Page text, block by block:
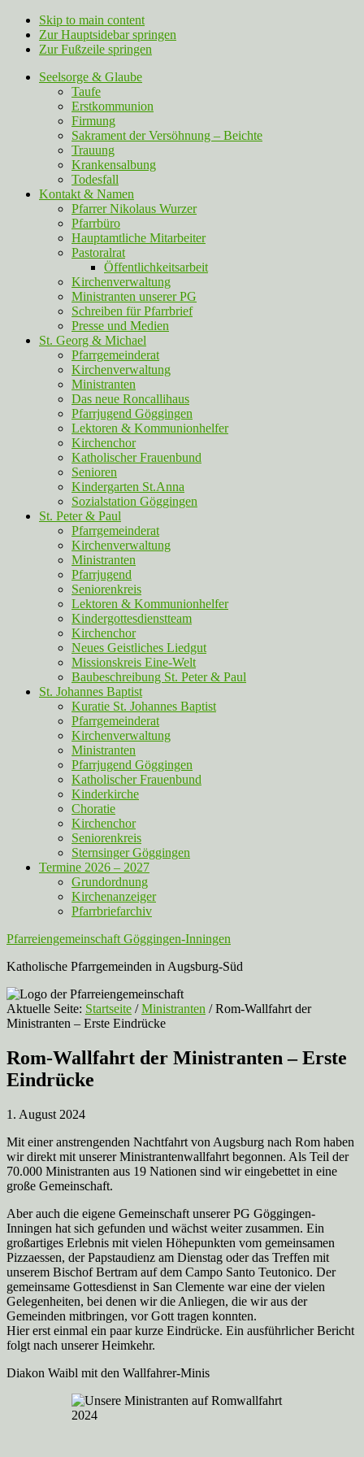
Skip to main content
Zur Hauptsidebar springen
Zur Fußzeile springen
Seelsorge & Glaube
Taufe
Erstkommunion
Firmung
Sakrament der Versöhnung – Beichte
Trauung
Krankensalbung
Todesfall
Kontakt & Namen
Pfarrer Nikolaus Wurzer
Pfarrbüro
Hauptamtliche Mitarbeiter
Pastoralrat
Öffentlichkeitsarbeit
Kirchenverwaltung
Ministranten unserer PG
Schreiben für Pfarrbrief
Presse und Medien
St. Georg & Michael
Pfarrgemeinderat
Kirchenverwaltung
Ministranten
Das neue Roncallihaus
Pfarrjugend Göggingen
Lektoren & Kommunionhelfer
Kirchenchor
Katholischer Frauenbund
Senioren
Kindergarten St.Anna
Sozialstation Göggingen
St. Peter & Paul
Pfarrgemeinderat
Kirchenverwaltung
Ministranten
Pfarrjugend
Seniorenkreis
Lektoren & Kommunionhelfer
Kindergottesdienstteam
Kirchenchor
Neues Geistliches Liedgut
Missionskreis Eine-Welt
Baubeschreibung St. Peter & Paul
St. Johannes Baptist
Kuratie St. Johannes Baptist
Pfarrgemeinderat
Kirchenverwaltung
Ministranten
Pfarrjugend Göggingen
Katholischer Frauenbund
Kinderkirche
Choratie
Kirchenchor
Seniorenkreis
Sternsinger Göggingen
Termine 2026 – 2027
Grundordnung
Kirchenanzeiger
Pfarrbriefarchiv
Pfarreiengemeinschaft Göggingen-Inningen
Katholische Pfarrgemeinden in Augsburg-Süd
Aktuelle Seite: Startseite / Ministranten /Rom-Wallfahrt der
Ministranten – Erste Eindrücke
Rom-Wallfahrt der Ministranten – Erste
Eindrücke
1. August 2024
Mit einer anstrengenden Nachtfahrt von Augsburg nach Rom haben
wir direkt mit unserer Ministrantenwallfahrt begonnen. Als Teil der
70.000 Ministranten aus 19 Nationen sind wir eingebettet in eine
große Gemeinschaft.
Aber auch die eigene Gemeinschaft unserer PG Göggingen-
Inningen hat sich gefunden und wächst weiter zusammen. Ein
großartiges Erlebnis mit vielen Höhepunkten vom gemeinsamen
Pizzaessen, der Papstaudienz am Dienstag oder das Treffen mit
unserem Bischof Bertram auf dem Campo Santo Teutonico. Der
gemeinsame Gottesdienst in San Clemente war eine der vielen
Gelegenheiten, bei denen wir die Anliegen, die wir aus der
Gemeinden mitbringen, vor Gott tragen konnten.
Hier erst einmal ein paar kurze Eindrücke. Ein ausführlicher Bericht
folgt nach unserer Heimkehr.
Diakon Waibl mit den Wallfahrer-Minis